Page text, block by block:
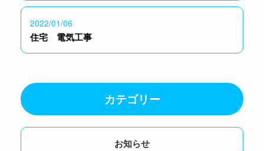
2022/01/06
住宅 電気工事
カテゴリー
お知らせ